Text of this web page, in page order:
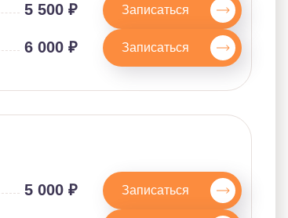
5 500 ₽ Записаться
6 000 ₽ Записаться
5 000 ₽ Записаться